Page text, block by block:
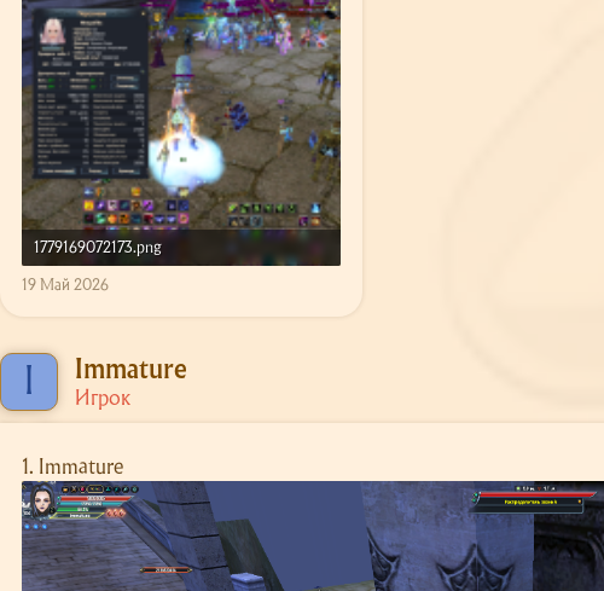
1779169072173.png
2.9 MB · Просмотры: 108
19 Май 2026
I Immature
Игрок
1. Immature